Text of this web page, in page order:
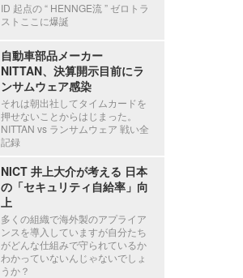
ID 起点の “ HENNGE流 ” ゼロトラ
ストここに爆誕
自動車部品メーカー
NITTAN、決算開示目前にラ
ンサムウェア感染
それは朝出社してタイムカードを
押せないことからはじまった。
NITTAN vs ランサムウェア 戦い全
記録
NICT 井上大介が考える 日本
の「セキュリティ自給率」向
上
多くの組織で海外製のアプライア
ンスを導入していますが自分たち
がどんな仕組みで守られているか
わかっていないんじゃないでしょ
うか？